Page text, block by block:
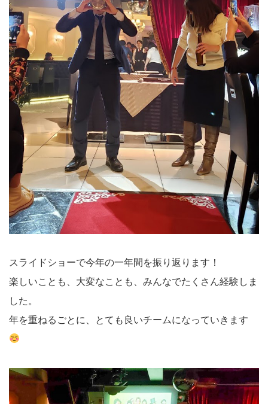
スライドショーで今年の一年間を振り返ります！
楽しいことも、大変なことも、みんなでたくさん経験しま
した。
年を重ねるごとに、とても良いチームになっていきます